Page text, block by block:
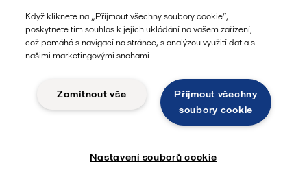
Když kliknete na „Přijmout všechny soubory cookie“,
poskytnete tím souhlas k jejich ukládání na vašem zařízení,
což pomáhá s navigací na stránce, s analýzou využití dat a s
našimi marketingovými snahami.
Přijmout všechny
soubory cookie
Zamítnout vše
Nastavení souborů cookie